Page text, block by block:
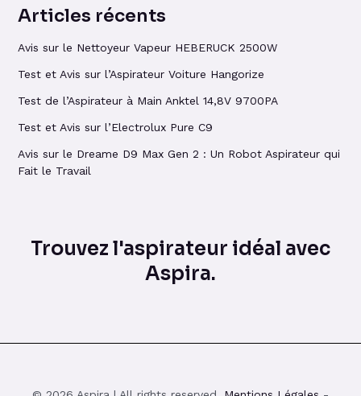
Articles récents
Avis sur le Nettoyeur Vapeur HEBERUCK 2500W
Test et Avis sur l’Aspirateur Voiture Hangorize
Test de l’Aspirateur à Main Anktel 14,8V 9700PA
Test et Avis sur l’Electrolux Pure C9
Avis sur le Dreame D9 Max Gen 2 : Un Robot Aspirateur qui
Fait le Travail
Trouvez l'aspirateur idéal avec
Aspira.